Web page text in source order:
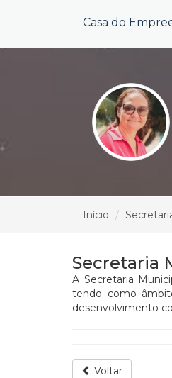
Casa do
Início
Secretaria
A Secretaria
tendo como
desenvolvimento
Voltar